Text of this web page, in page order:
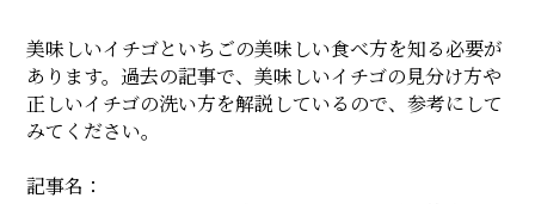
美味しいイチゴといちごの美味しい食べ方を知る必要が
あります。過去の記事で、美味しいイチゴの見分け方や
正しいイチゴの洗い方を解説しているので、参考にして
みてください。
記事名：